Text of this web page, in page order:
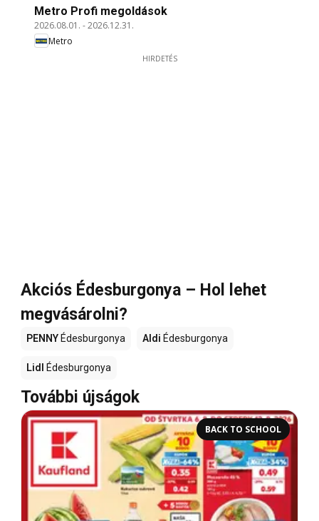
Metro Profi megoldások
2026.08.01. -2026.12.31.
Metro
HIRDETÉS
Akciós Édesburgonya – Hol lehet
megvásárolni?
PENNY Édesburgonya Aldi Édesburgonya
Lidl Édesburgonya
További újságok
BACK TO SCHOOL